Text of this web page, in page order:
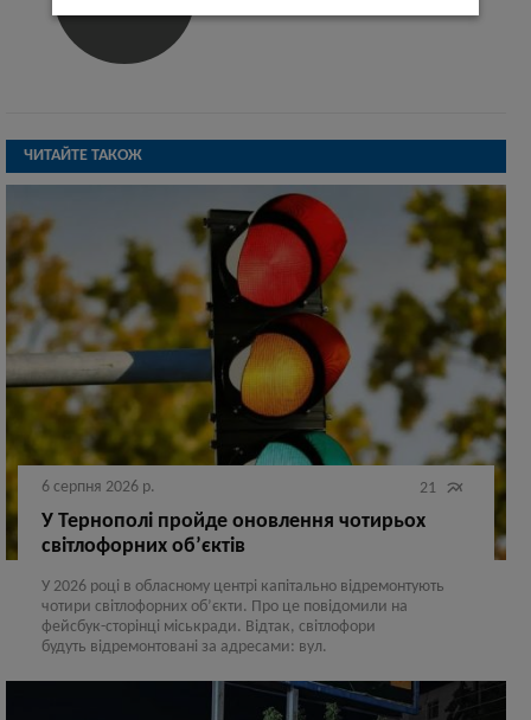
ЧИТАЙТЕ ТАКОЖ
6 серпня 2026 р. 21 
У Тернополі пройде оновлення чотирьох
світлофорних об’єктів
У 2026 році в обласному центрі капітально відремонтують
чотири світлофорних об’єкти. Про це повідомили на
фейсбук-сторінці міськради. Відтак, світлофори
будуть відремонтовані за адресами: вул.